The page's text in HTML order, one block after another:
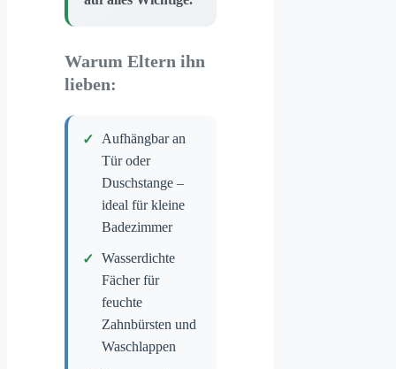
Warum Eltern ihn
lieben:
Aufhängbar an
Tür oder
Duschstange –
ideal für kleine
Badezimmer
Wasserdichte
Fächer für
feuchte
Zahnbürsten und
Waschlappen